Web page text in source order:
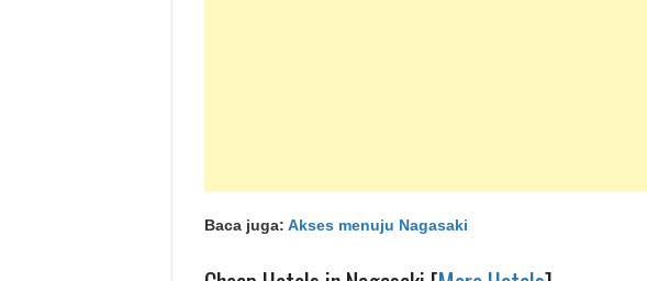
Baca juga: Akses menuju Nagasaki